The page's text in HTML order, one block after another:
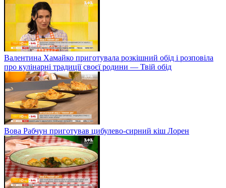
Валентина Хамайко приготувала розкішний обід і розповіла
про кулінарні традиції своєї родини — Твій обід
Вова Рабчун приготував цибулево-сирний кіш Лорен